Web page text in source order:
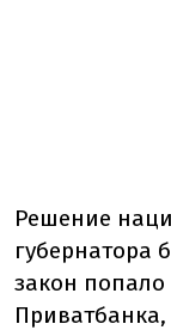
Решение
губернатора
закон